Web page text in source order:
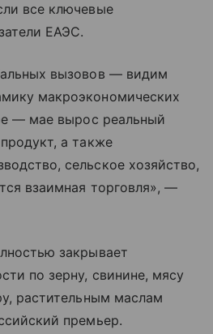
все ключевые
ЕАЭС.
вызовов — видим
макроэкономических
— мае вырос реальный
а также
сельское хозяйство,
взаимная торговля», —
закрывает
по зерну, свинине, мясу
растительным маслам
премьер.